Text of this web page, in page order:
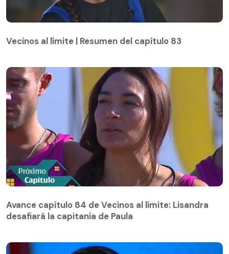
Vecinos al límite | Resumen del capítulo 83
desafiará la capitanía de Paula
Avance capítulo 84 de Vecinos al límite: Lisandra
desafiará la capitanía de Paula